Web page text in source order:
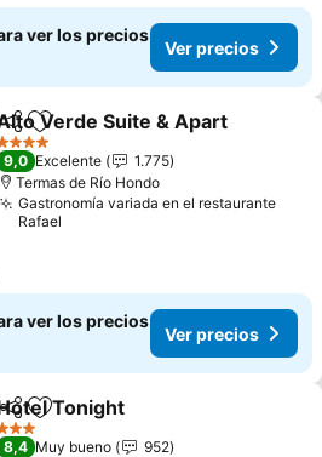
ver los precios
Ver precios
Añadir a favoritos
Verde Suite & Apart
Estrellas
9,0 Excelente
1.775
Termas de Río Hondo
Gastronomía variada en el restaurante
Rafael
ver los precios
Ver precios
Añadir a favoritos
Tonight
Estrellas
8,4 Muy bueno
952